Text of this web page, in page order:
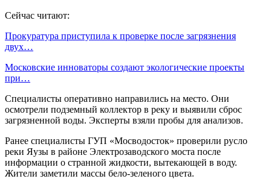
Сейчас читают:
Прокуратура приступила к проверке после загрязнения
двух…
Московские инноваторы создают экологические проекты
при…
Специалисты оперативно направились на место. Они
осмотрели подземный коллектор в реку и выявили сброс
загрязненной воды. Эксперты взяли пробы для анализов.
Ранее специалисты ГУП «Мосводосток» проверили русло
реки Яузы в районе Электрозаводского моста после
информации о странной жидкости, вытекающей в воду.
Жители заметили массы бело-зеленого цвета.